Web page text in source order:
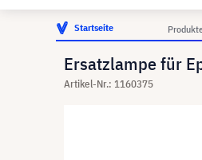
Startseite
Ersatzlampe für
Artikel-Nr.: 1160375